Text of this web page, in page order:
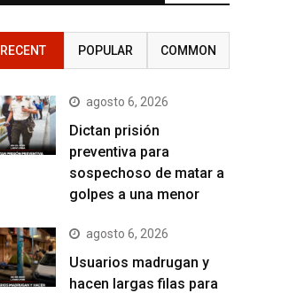
RECENT POPULAR COMMON
agosto 6, 2026
Dictan prisión
preventiva para
sospechoso de matar a
golpes a una menor
agosto 6, 2026
Usuarios madrugan y
hacen largas filas para